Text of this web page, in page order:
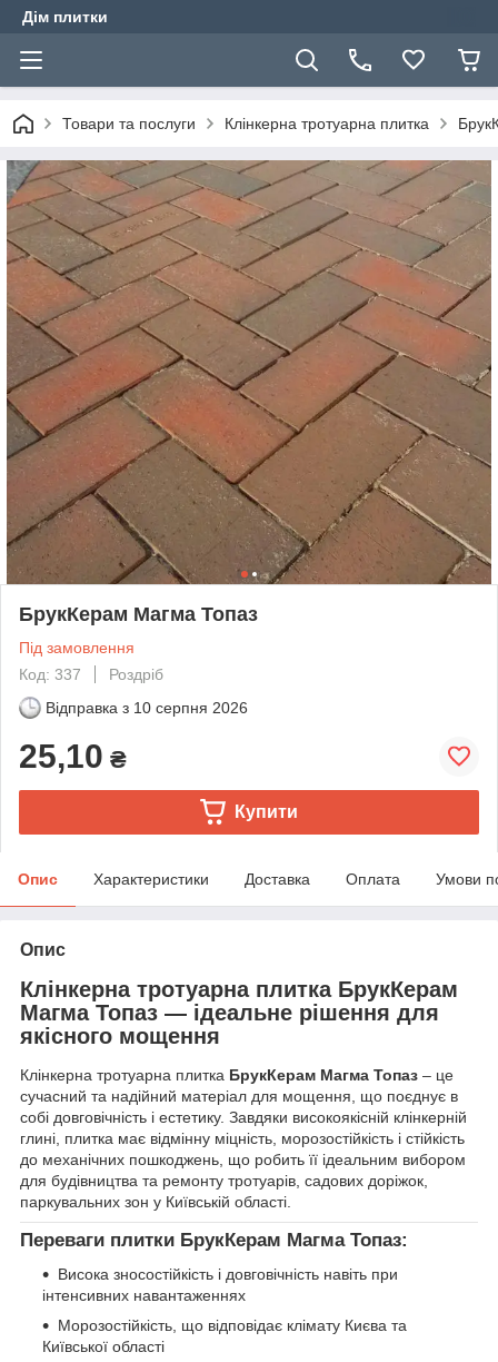
Дім плитки
Товари та послуги Клінкерна тротуарна плитка
БрукКерам Магма Топаз
Під замовлення
Код: 337
Роздріб
Відправка з 10 серпня 2026
25,10 ₴
Купити
Опис Характеристики Доставка Оплата Умови
Опис
Клінкерна тротуарна плитка БрукКерам
Магма Топаз — ідеальне рішення для
якісного мощення
Клінкерна тротуарна плитка БрукКерам Магма Топаз – це
сучасний та надійний матеріал для мощення, що поєднує в
собі довговічність і естетику. Завдяки високоякісній клінкерній
глині, плитка має відмінну міцність, морозостійкість і стійкість
до механічних пошкоджень, що робить її ідеальним вибором
для будівництва та ремонту тротуарів, садових доріжок,
паркувальних зон у Київській області.
Переваги плитки БрукКерам Магма Топаз:
Висока зносостійкість і довговічність навіть при
інтенсивних навантаженнях
Морозостійкість, що відповідає клімату Києва та
Київської області